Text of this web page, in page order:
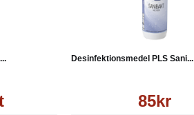
Desinfektionsmedel PLS Sani...
85kr